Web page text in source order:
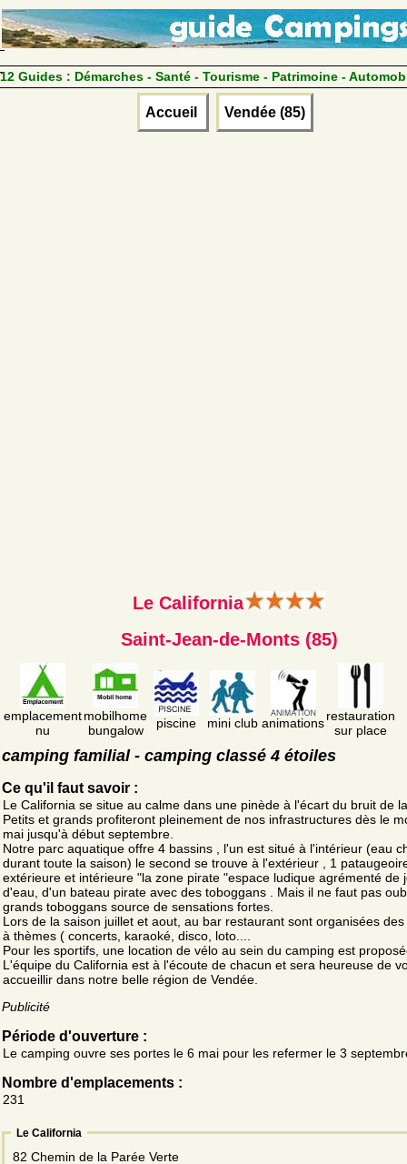
12 Guides : Démarches - Santé - Tourisme - Patrimoine -
Accueil Vendée (85)
Le California
Saint-Jean-de-Monts (85)
emplacement
nu
mobilhome
bungalow
piscine mini club animationsrestauration
sur place
camping familial - camping classé 4 étoiles
Ce qu'il faut savoir :
Le California se situe au calme dans une pinède à l'écart du bruit de
Petits et grands profiteront pleinement de nos infrastructures dès le
mai jusqu'à début septembre.
Notre parc aquatique offre 4 bassins , l'un est situé à l'intérieur (eau
durant toute la saison) le second se trouve à l'extérieur , 1
extérieure et intérieure "la zone pirate "espace ludique agrémenté de
d'eau, d'un bateau pirate avec des toboggans . Mais il ne faut pas
grands toboggans source de sensations fortes.
Lors de la saison juillet et aout, au bar restaurant sont organisées
à thèmes ( concerts, karaoké, disco, loto....
Pour les sportifs, une location de vélo au sein du camping est
L'équipe du California est à l'écoute de chacun et sera heureuse de
accueillir dans notre belle région de Vendée.
Publicité
Période d'ouverture :
Le camping ouvre ses portes le 6 mai pour les refermer le 3
Nombre d'emplacements :
231
Le California
82 Chemin de la Parée Verte